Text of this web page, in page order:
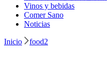
Vinos y bebidas
Comer Sano
Noticias